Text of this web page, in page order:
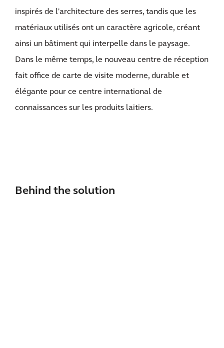
inspirés de l'architecture des serres, tandis que les
matériaux utilisés ont un caractère agricole, créant
ainsi un bâtiment qui interpelle dans le paysage.
Dans le même temps, le nouveau centre de réception
fait office de carte de visite moderne, durable et
élégante pour ce centre international de
connaissances sur les produits laitiers.
Behind the solution